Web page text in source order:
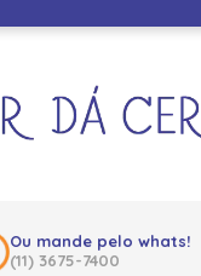
Ou mande pelo whats!
(11) 3675-7400